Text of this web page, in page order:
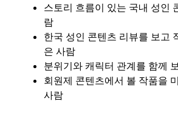
스토리 흐름이 있는 국내 성인
람
한국 성인 콘텐츠 리뷰를 보고
은 사람
분위기와 캐릭터 관계를 함께
회원제 콘텐츠에서 볼 작품을
사람